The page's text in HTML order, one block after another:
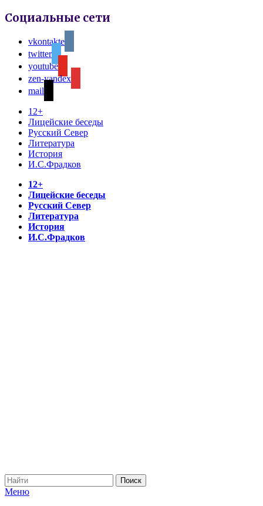
Социальные сети
vkontakte
twitter
youtube
zen-yandex
mail
12+
Лицейские беседы
Русский Север
Литература
История
И.С.Фрадков
12+
Лицейские беседы
Русский Север
Литература
История
И.С.Фрадков
Меню